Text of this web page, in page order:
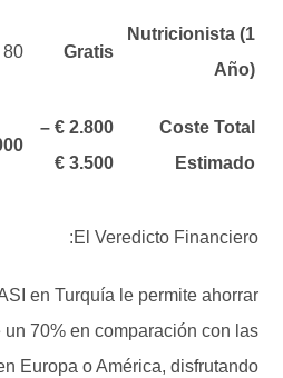
Nutricionista (1
Año)
Gratis
80 € / Sesión
Coste Total
Estimado
2.800 € –
3.500 €
14.000 €
El Veredicto Financiero:
en Turquía le permite ahorrar
un 70% en comparación con las
Europa o América, disfrutando